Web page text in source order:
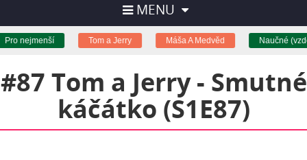
MENU
nejmenší Tom a Jerry Máša A Medvěd Naučné
#87 Tom a Jerry - Smutné
káčátko (S1E87)